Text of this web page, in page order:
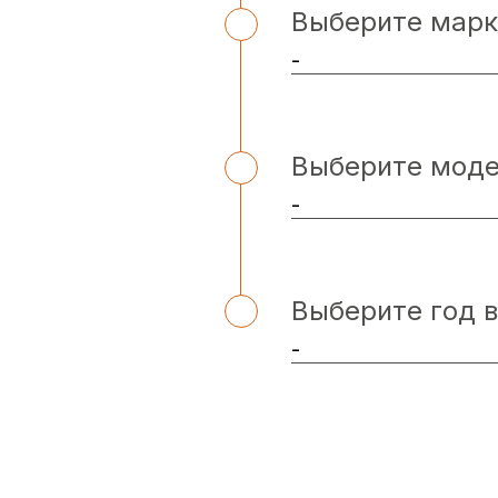
Выберите
Выберите
Выберите год